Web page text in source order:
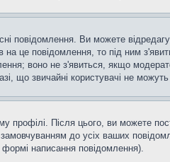
повідомлення. Ви можете
це повідомлення, то під ним
воно не з'явиться, якщо
що звичайні користувачі не
Після цього, ви можете
до усіх ваших
формі написання повідомлення).